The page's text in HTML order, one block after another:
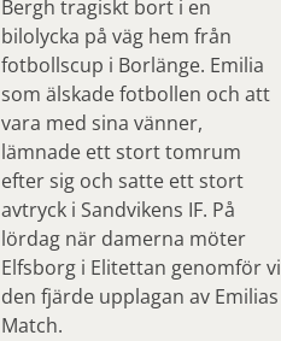
Bergh tragiskt bort i en
bilolycka på väg hem från
fotbollscup i Borlänge. Emilia
som älskade fotbollen och att
vara med sina vänner,
lämnade ett stort tomrum
efter sig och satte ett stort
avtryck i Sandvikens IF. På
lördag när damerna möter
Elfsborg i Elitettan genomför vi
den fjärde upplagan av Emilias
Match.